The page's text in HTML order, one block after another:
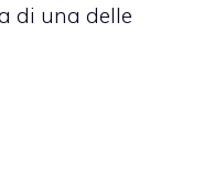
di una delle